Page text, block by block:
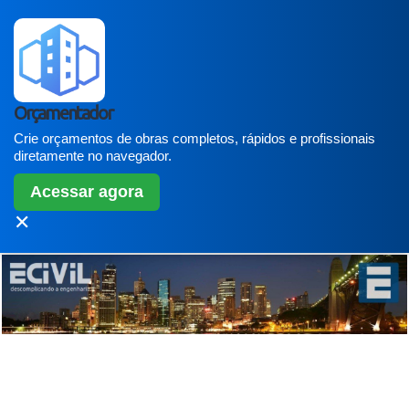
Orçamentador
Crie orçamentos de obras completos, rápidos e profissionais
diretamente no navegador.
Acessar agora
✕